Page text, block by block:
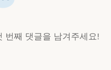
번째 댓글을 남겨주세요!